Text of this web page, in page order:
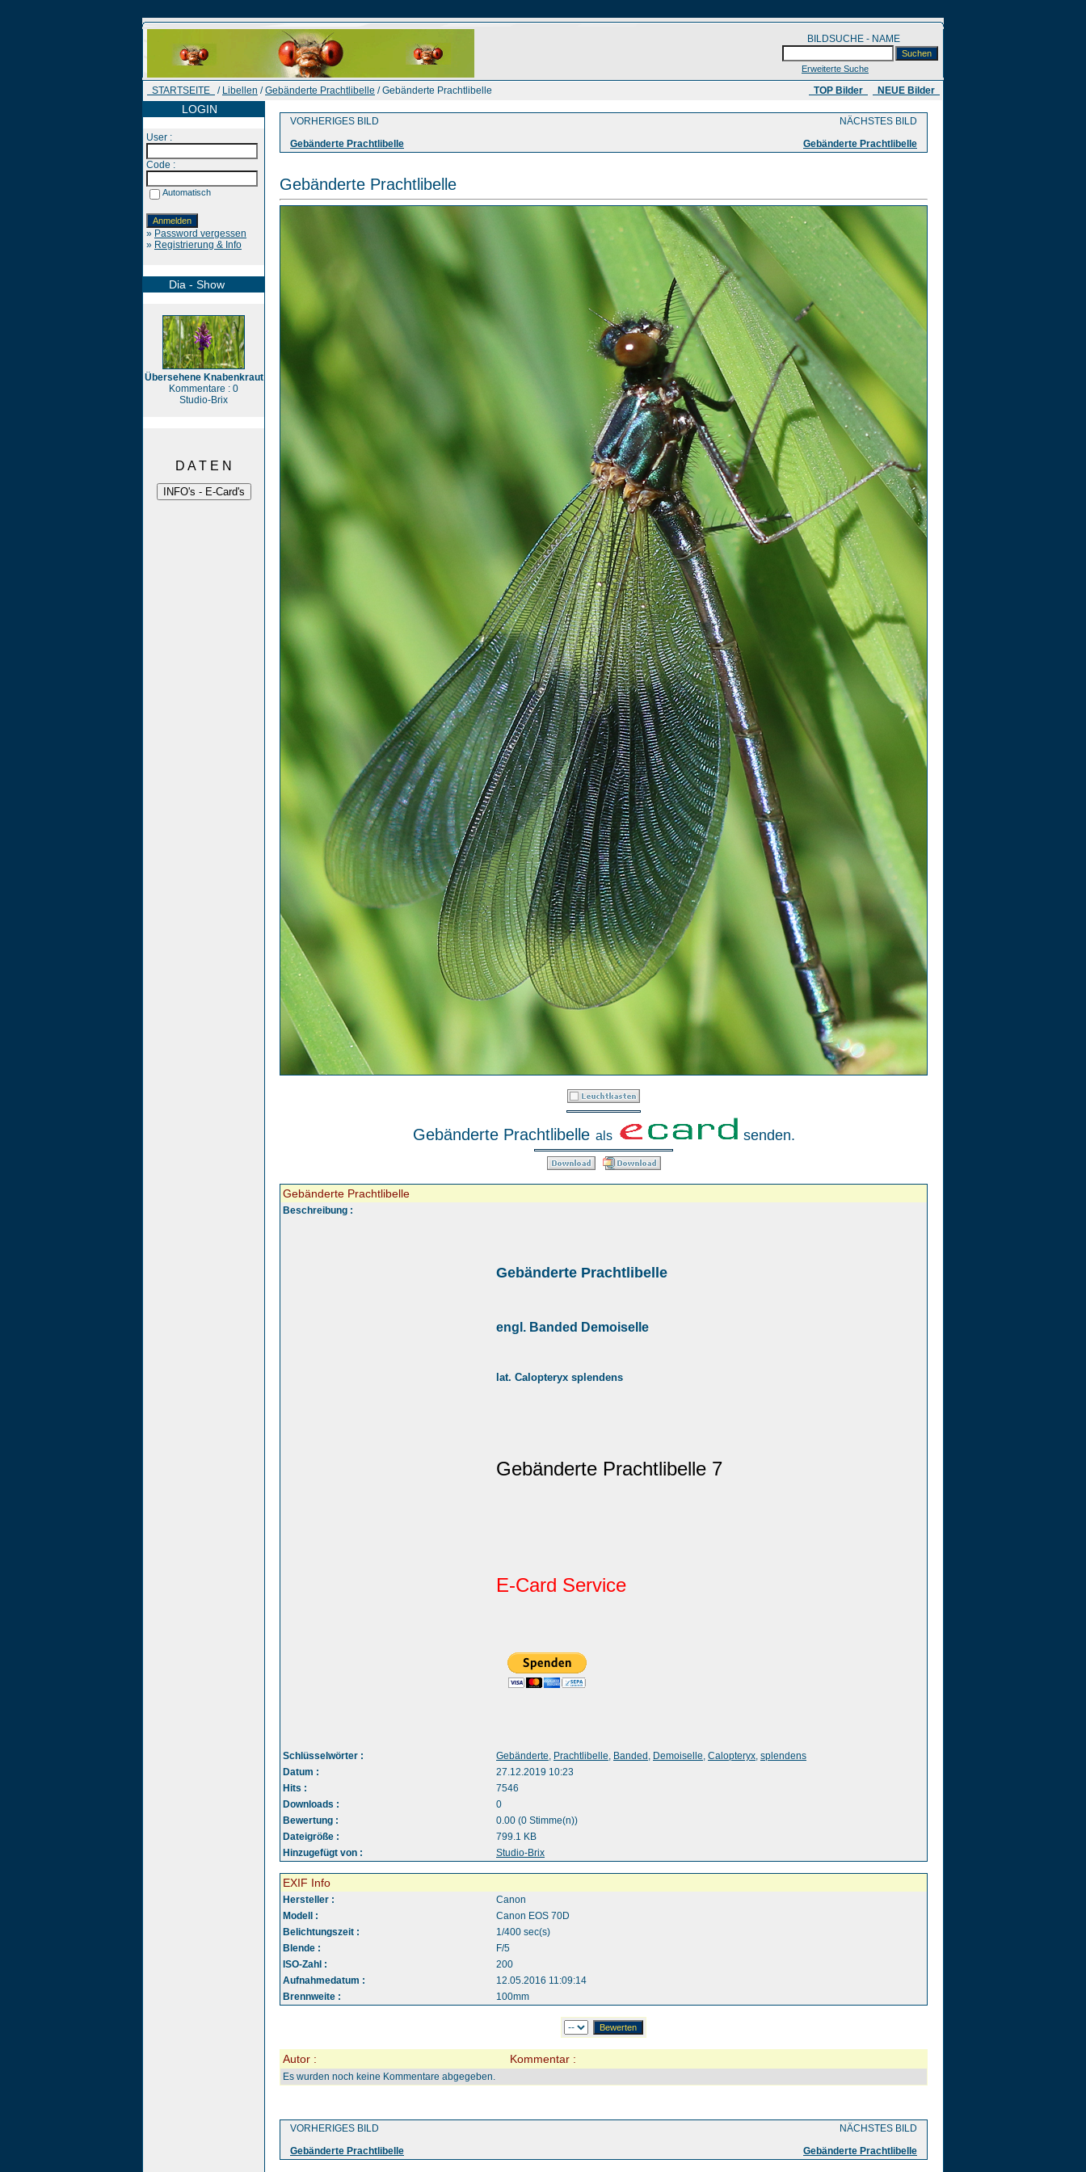
BILDSUCHE - NAME
Erweiterte Suche
STARTSEITE / Libellen /Gebänderte Prachtlibelle / Gebänderte Prachtlibelle ​ TOP Bilder NEUE Bilder
LOGIN
User :
Code :
Automatisch
» Password vergessen
» Registrierung & Info
Dia - Show
Übersehene Knabenkraut
Kommentare : 0
Studio-Brix
D A T E N
VORHERIGES BILD
Gebänderte Prachtlibelle
NÄCHSTES BILD
Gebänderte Prachtlibelle
Gebänderte Prachtlibelle
Gebänderte Prachtlibelle als senden.
Gebänderte Prachtlibelle
Beschreibung :
Gebänderte Prachtlibelle
engl. Banded Demoiselle
lat. Calopteryx splendens
Gebänderte Prachtlibelle 7
E-Card Service
Schlüsselwörter : Gebänderte, Prachtlibelle, Banded , Demoiselle, Calopteryx, splendens
Datum :
27.12.2019 10:23
Hits :
7546
Downloads :
0
Bewertung :
0.00 (0 Stimme(n))
Dateigröße :
799.1 KB
Hinzugefügt von :
Studio-Brix
EXIF Info
Hersteller :
Canon
Modell :
Canon EOS 70D
Belichtungszeit :
1/400 sec(s)
Blende :
F/5
ISO-Zahl :
200
Aufnahmedatum :
12.05.2016 11:09:14
Brennweite :
100mm
Autor : Kommentar :
Es wurden noch keine Kommentare abgegeben.
VORHERIGES BILD
Gebänderte Prachtlibelle
NÄCHSTES BILD
Gebänderte Prachtlibelle